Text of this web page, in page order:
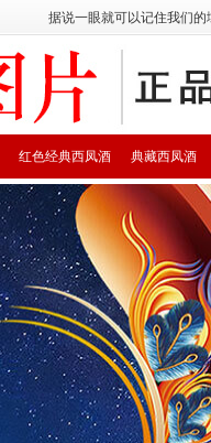
据说一眼就可以记住我们
典藏西凤酒
红色经典西凤酒